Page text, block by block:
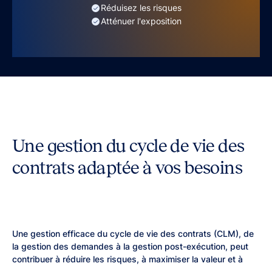
Réduisez les risques
Atténuer l'exposition
Une gestion du cycle de vie des
contrats adaptée à vos besoins
Une gestion efficace du cycle de vie des contrats (CLM), de
la gestion des demandes à la gestion post-exécution, peut
contribuer à réduire les risques, à maximiser la valeur et à